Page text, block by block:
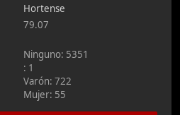
Hortense
79.07
Ninguno: 5351
: 1
Varón: 722
Mujer: 55